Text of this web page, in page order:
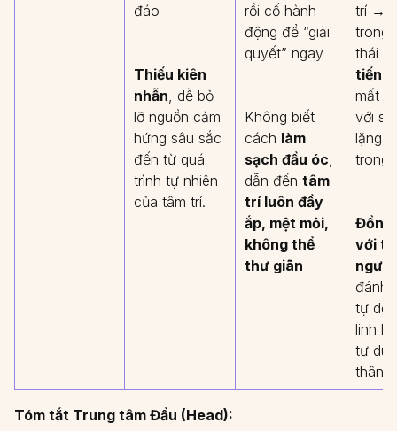
đáo
Thiếu kiên
nhẫn, dễ bỏ
lỡ nguồn cảm
hứng sâu sắc
đến từ quá
trình tự nhiên
của tâm trí.
rồi cố hành
động để “giải
quyết” ngay
Không biết
cách làm
sạch đầu óc,
dẫn đến tâm
trí luôn đầy
ắp, mệt mỏi,
không thể
thư giãn
trí →
trong
thái
tiếng
mất
với
lặng
trong
Đồng
với
đánh
tự do
linh
tư
thân
Tóm tắt Trung tâm Đầu (Head):